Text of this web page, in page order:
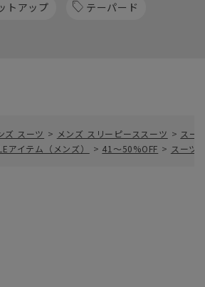
トアップ テーパード
ズ スーツ > メンズ スリーピーススーツ > スー
アイテム（メンズ） > 41～50%OFF > スーツ